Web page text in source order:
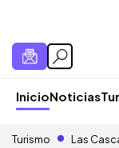
InicioNoticias
Turismo Las